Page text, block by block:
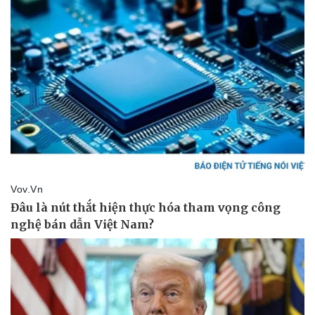
Pháp luật
Vụ án
Tin nóng
Tư vấn luật
Quân sự - Quốc phòng
Vũ khí
Việt Nam
Phân tích